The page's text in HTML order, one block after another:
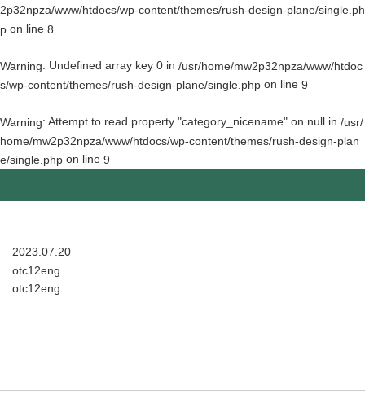
2p32npza/www/htdocs/wp-content/themes/rush-design-plane/single.ph
p on line 8
Warning: Undefined array key 0 in /usr/home/mw2p32npza/www/htdoc
s/wp-content/themes/rush-design-plane/single.php on line 9
Warning: Attempt to read property "category_nicename" on null in /usr/
home/mw2p32npza/www/htdocs/wp-content/themes/rush-design-plan
e/single.php on line 9
2023.07.20
otc12eng
otc12eng